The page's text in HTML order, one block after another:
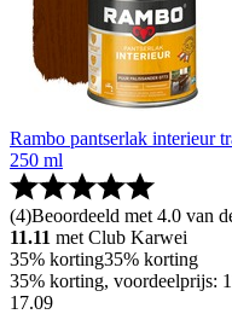
Rambo pantserlak interieur
250 ml
(4)Beoordeeld met 4.0 van
11.11 met Club Karwei
35% korting35% korting
35% korting, voordeelprijs:
17.09